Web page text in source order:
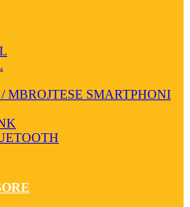
MBROJTESE SMARTPHONI